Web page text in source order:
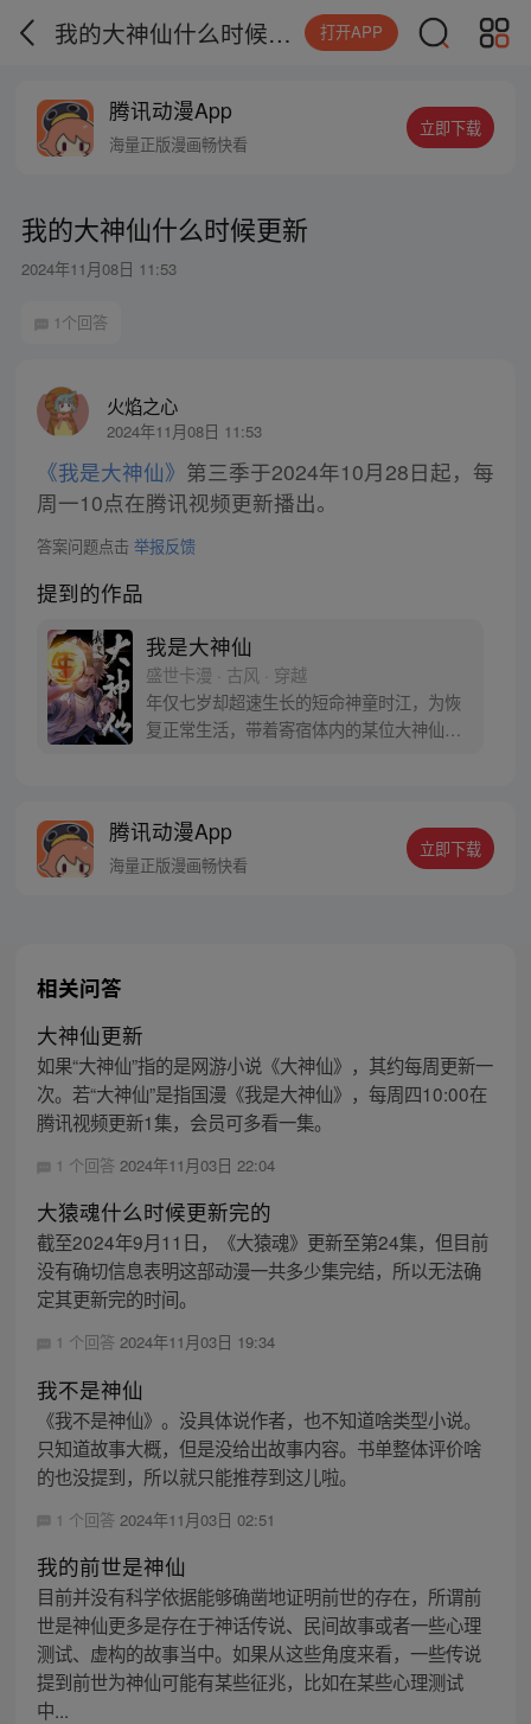
我的大神仙什么时候更新 打开APP
腾讯动漫App
海量正版漫画畅快看
立即下载
我的大神仙什么时候更新
2024年11月08日 11:53
1个回答
火焰之心
2024年11月08日 11:53
《我是大神仙》 第三季于2024年10月28日起，每
周一10点在腾讯视频更新播出。
答案问题点击 举报反馈
提到的作品
我是大神仙
盛世卡漫 · 古风 · 穿越
年仅七岁却超速生长的短命神童时江，为恢
复正常生活，带着寄宿体内的某位大神仙闯
腾讯动漫App
海量正版漫画畅快看
立即下载
相关问答
大神仙更新
如果“大神仙”指的是网游小说《大神仙》，其约每周更新一
次。若“大神仙”是指国漫《我是大神仙》，每周四10:00在
腾讯视频更新1集，会员可多看一集。
1 个回答 2024年11月03日 22:04
大猿魂什么时候更新完的
截至2024年9月11日，《大猿魂》更新至第24集，但目前
没有确切信息表明这部动漫一共多少集完结，所以无法确
定其更新完的时间。
1 个回答 2024年11月03日 19:34
我不是神仙
《我不是神仙》。没具体说作者，也不知道啥类型小说。
只知道故事大概，但是没给出故事内容。书单整体评价啥
的也没提到，所以就只能推荐到这儿啦。
1 个回答 2024年11月03日 02:51
我的前世是神仙
目前并没有科学依据能够确凿地证明前世的存在，所谓前
世是神仙更多是存在于神话传说、民间故事或者一些心理
测试、虚构的故事当中。如果从这些角度来看，一些传说
提到前世为神仙可能有某些征兆，比如在某些心理测试
中...